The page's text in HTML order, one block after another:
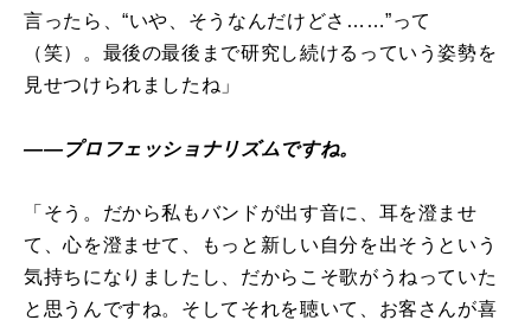
言ったら、“いや、そうなんだけどさ……”って
（笑）。最後の最後まで研究し続けるっていう姿勢を
見せつけられましたね」
――プロフェッショナリズムですね。
「そう。だから私もバンドが出す音に、耳を澄ませ
て、心を澄ませて、もっと新しい自分を出そうという
気持ちになりましたし、だからこそ歌がうねっていた
と思うんですね。そしてそれを聴いて、お客さんが喜